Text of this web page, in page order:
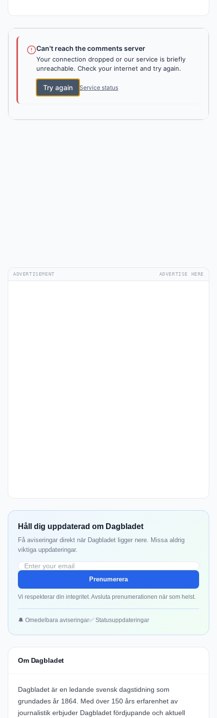
Can't reach the comments server
Your connection dropped or our service is briefly
unreachable. Check your internet and try again.
Try again Service status
ADVERTISEMENT ADVERTISE HERE
Håll dig uppdaterad om Dagbladet
Få aviseringar direkt när Dagbladet ligger nere. Missa aldrig
viktiga uppdateringar.
Prenumerera
Vi respekterar din integritet. Avsluta prenumerationen när som helst.
🔔 Omedelbara aviseringar✅ Statusuppdateringar
Om Dagbladet
Dagbladet är en ledande svensk dagstidning som
grundades år 1864. Med över 150 års erfarenhet av
journalistik erbjuder Dagbladet fördjupande och aktuell